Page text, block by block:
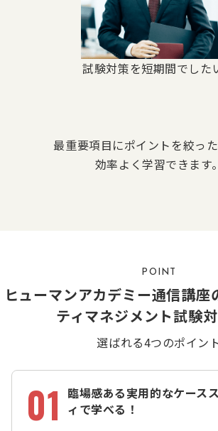
試験対策を短期間でした
最重要項目にポイントを絞った
効率よく学習できます。
POINT
ヒューマンアカデミー通信講座
ティマネジメント試験
選ばれる4つのポイン
01
臨場感ある実用的なケース
ィで学べる！